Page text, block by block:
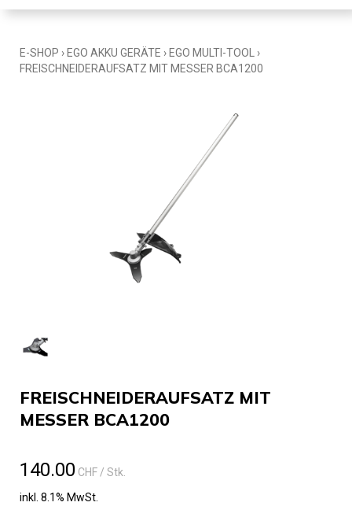
E-SHOP › EGO AKKU GERÄTE › EGO MULTI-TOOL
›
FREISCHNEIDERAUFSATZ MIT MESSER BCA1200
FREISCHNEIDERAUFSATZ MIT
MESSER BCA1200
140.00 CHF/ Stk.
inkl. 8.1% MwSt.